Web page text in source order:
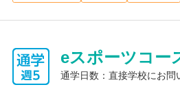
eスポーツコー
通学日数：直接学校にお問